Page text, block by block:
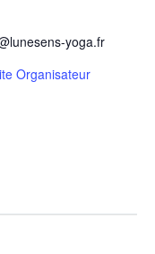
yoga.fr
Organisateur